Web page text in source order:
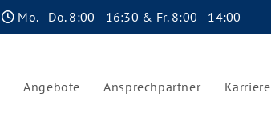
Mo. - Do. 8:00 - 16:30 & Fr. 8:00 - 14:00
Angebote Ansprechpartner Karriere